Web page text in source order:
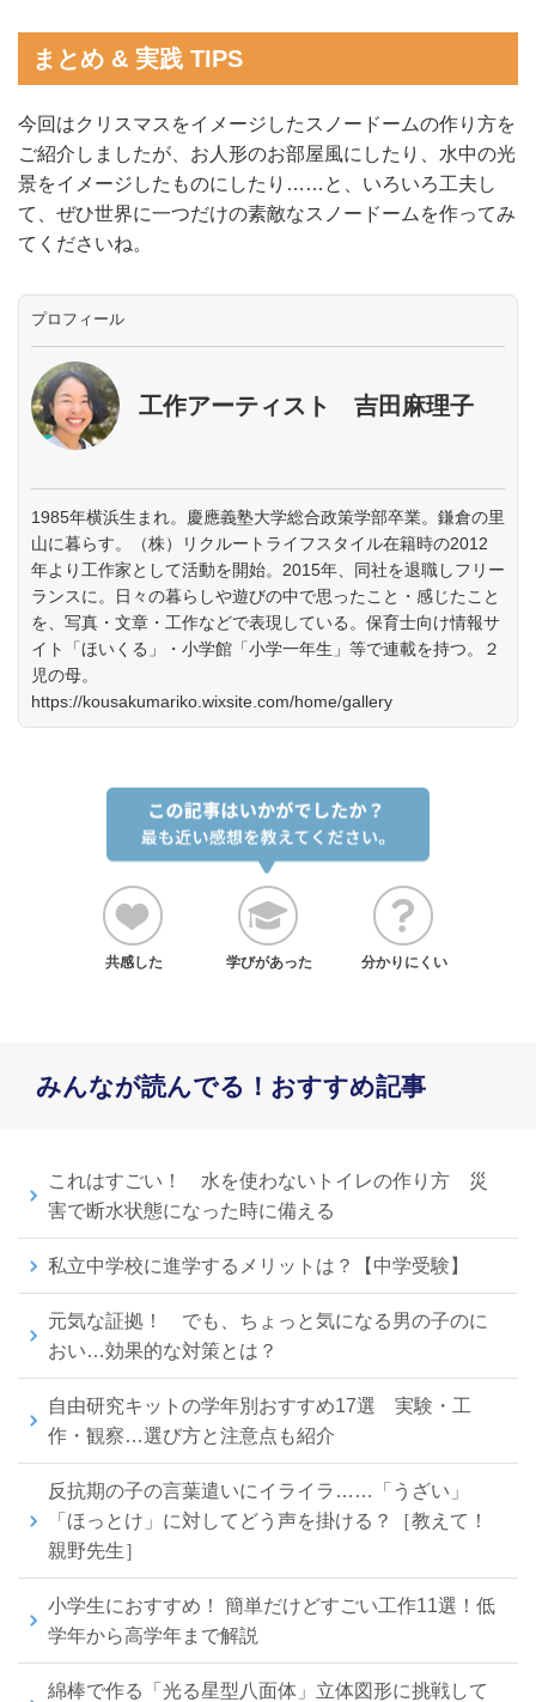
まとめ & 実践 TIPS
今回はクリスマスをイメージしたスノードームの作り方を
ご紹介しましたが、お人形のお部屋風にしたり、水中の光
景をイメージしたものにしたり……と、いろいろ工夫し
て、ぜひ世界に一つだけの素敵なスノードームを作ってみ
てくださいね。
プロフィール
工作アーティスト 吉田麻理子
1985年横浜生まれ。慶應義塾大学総合政策学部卒業。鎌倉の里
山に暮らす。（株）リクルートライフスタイル在籍時の2012
年より工作家として活動を開始。2015年、同社を退職しフリー
ランスに。日々の暮らしや遊びの中で思ったこと・感じたこと
を、写真・文章・工作などで表現している。保育士向け情報サ
イト「ほいくる」・小学館「小学一年生」等で連載を持つ。２
児の母。
https://kousakumariko.wixsite.com/home/gallery
共感した 学びがあった 分かりにくい
みんなが読んでる！おすすめ記事
これはすごい！ 水を使わないトイレの作り方 災
害で断水状態になった時に備える
私立中学校に進学するメリットは？【中学受験】
元気な証拠！ でも、ちょっと気になる男の子のに
おい…効果的な対策とは？
自由研究キットの学年別おすすめ17選 実験・工
作・観察…選び方と注意点も紹介
反抗期の子の言葉遣いにイライラ……「うざい」
「ほっとけ」に対してどう声を掛ける？［教えて！
親野先生］
小学生におすすめ！ 簡単だけどすごい工作11選！低
学年から高学年まで解説
綿棒で作る「光る星型八面体」立体図形に挑戦して